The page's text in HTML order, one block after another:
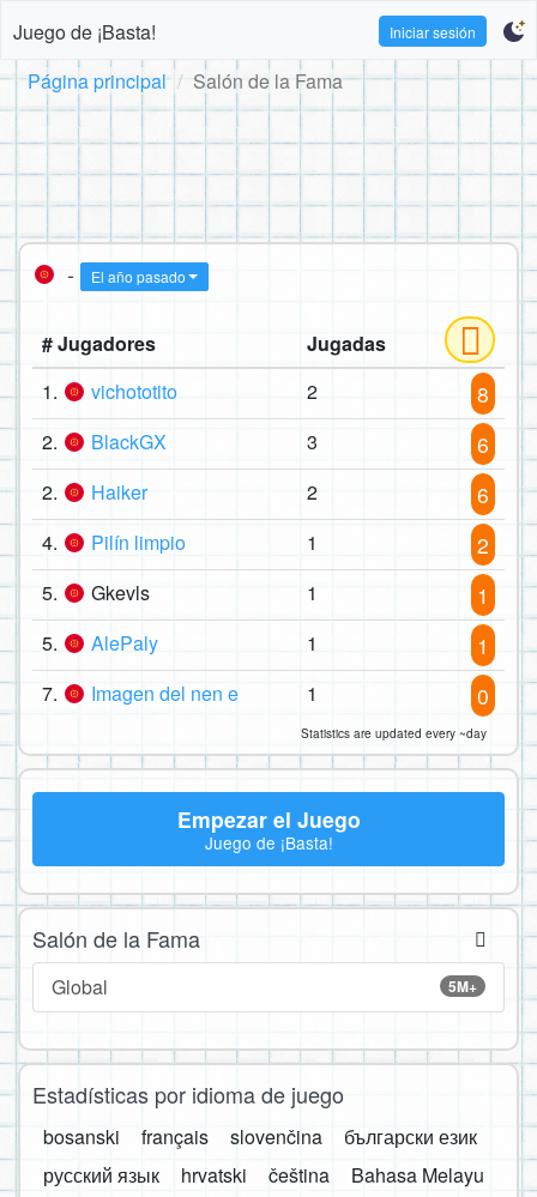
Juego de ¡Basta! Iniciar sesión
Página principal Salón de la Fama
- El año pasado
# Jugadores
Jugadas
1.
vichototito 2 8
2. BlackGX 3 6
2. Haiker 2 6
4. Pilín limpio 1 2
5. Gkevls 1 1
5. AlePaly 1 1
7. Imagen del nen e 1 0
Statistics are updated every ~day
Empezar el Juego
Juego de ¡Basta!
Salón de la Fama
5M+
Global
Estadísticas por idioma de juego
bosanski français slovenčina
български език
русский язык
hrvatski čeština
Bahasa Melayu